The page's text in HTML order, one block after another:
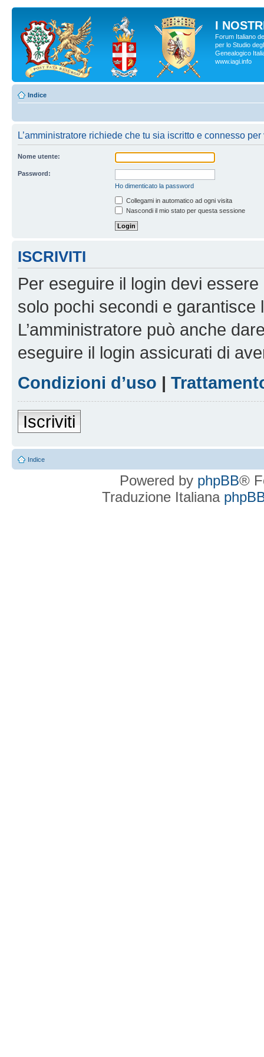
I
Forum Italiano
per lo Studio
Genealogico
www.iagi.info
Indice
L’amministratore richiede che tu sia iscritto e connesso
Nome utente:
Password:
Ho dimenticato la password
Collegami in automatico ad ogni visita
Nascondi il mio stato per questa sessione
ISCRIVITI
Per eseguire il login devi
solo pochi secondi e garantisce
L’amministratore può anche
eseguire il login assicurati di
Condizioni d’uso |
Iscriviti
Indice
Powered by phpBB®
Traduzione Italiana